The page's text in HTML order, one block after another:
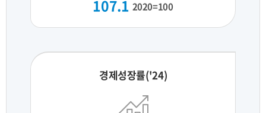
107.1 2020=100
경제성장률('24)